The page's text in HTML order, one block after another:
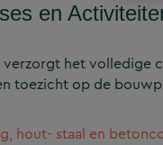
en
verzorgt het volledige
toezicht op de
hout- staal en